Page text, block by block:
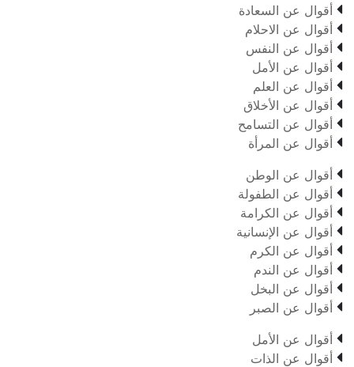
 أقوال عن السعادة
 أقوال عن الاحلام
 أقوال عن النفس
 أقوال عن الأمل
 أقوال عن العلم
 أقوال عن الأخلاق
 أقوال عن التسامح
 أقوال عن المرأة
 أقوال عن الوطن
 أقوال عن الطفولة
 أقوال عن الكرامة
 أقوال عن الإنسانية
 أقوال عن الكرم
 أقوال عن الندم
 أقوال عن البخل
 أقوال عن الصبر
 أقوال عن الأمل
 أقوال عن الذات